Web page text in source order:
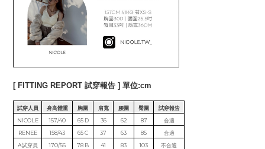
[ FITTING REPORT 試穿報告 ] 單位:cm
試穿人員 身高體重 胸圍 肩寬 腰圍 臀圍
試穿報告
NICOLE
157/40 65 D 36 62 87
合適
RENEE
158/43 65 C 37 63 85
合適
A試穿員
170/56 78 B 41 83 103
不合適